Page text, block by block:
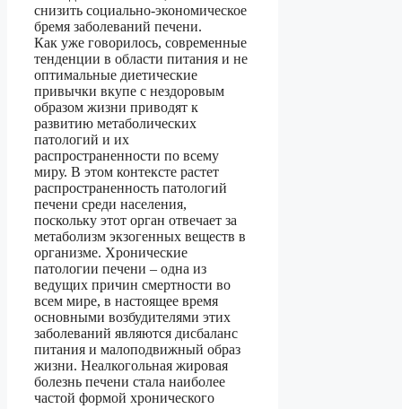
снизить социально-экономическое
бремя заболеваний печени.
Как уже говорилось, современные
тенденции в области питания и не
оптимальные диетические
привычки вкупе с нездоровым
образом жизни приводят к
развитию метаболических
патологий и их
распространенности по всему
миру. В этом контексте растет
распространенность патологий
печени среди населения,
поскольку этот орган отвечает за
метаболизм экзогенных веществ в
организме. Хронические
патологии печени – одна из
ведущих причин смертности во
всем мире, в настоящее время
основными возбудителями этих
заболеваний являются дисбаланс
питания и малоподвижный образ
жизни. Неалкогольная жировая
болезнь печени стала наиболее
частой формой хронического